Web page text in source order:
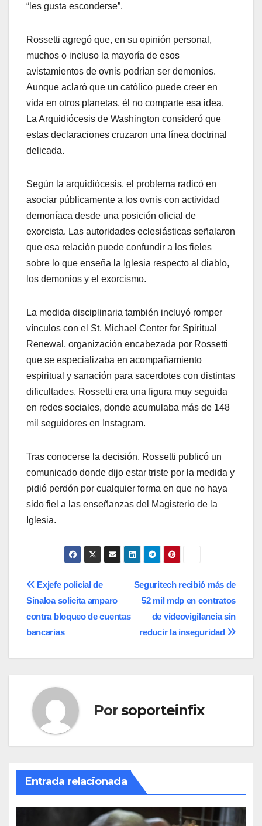
“les gusta esconderse”.
Rossetti agregó que, en su opinión personal,
muchos o incluso la mayoría de esos
avistamientos de ovnis podrían ser demonios.
Aunque aclaró que un católico puede creer en
vida en otros planetas, él no comparte esa idea.
La Arquidiócesis de Washington consideró que
estas declaraciones cruzaron una línea doctrinal
delicada.
Según la arquidiócesis, el problema radicó en
asociar públicamente a los ovnis con actividad
demoníaca desde una posición oficial de
exorcista. Las autoridades eclesiásticas señalaron
que esa relación puede confundir a los fieles
sobre lo que enseña la Iglesia respecto al diablo,
los demonios y el exorcismo.
La medida disciplinaria también incluyó romper
vínculos con el St. Michael Center for Spiritual
Renewal, organización encabezada por Rossetti
que se especializaba en acompañamiento
espiritual y sanación para sacerdotes con distintas
dificultades. Rossetti era una figura muy seguida
en redes sociales, donde acumulaba más de 148
mil seguidores en Instagram.
Tras conocerse la decisión, Rossetti publicó un
comunicado donde dijo estar triste por la medida y
pidió perdón por cualquier forma en que no haya
sido fiel a las enseñanzas del Magisterio de la
Iglesia.
Navegación
de
entradas
Seguritech recibió más de
52 mil mdp en contratos
de videovigilancia sin
reducir la inseguridad
Exjefe policial de
Sinaloa solicita amparo
contra bloqueo de cuentas
bancarias
Porsoporteinfix
Entrada relacionada